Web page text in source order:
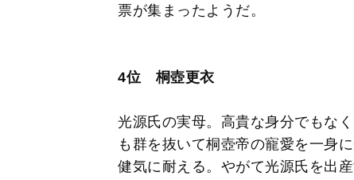
票が集まったようだ。
4位 桐壺更衣
光源氏の実母。高貴な身分でもな
も群を抜いて桐壺帝の寵愛を一身
健気に耐える。やがて光源氏を出